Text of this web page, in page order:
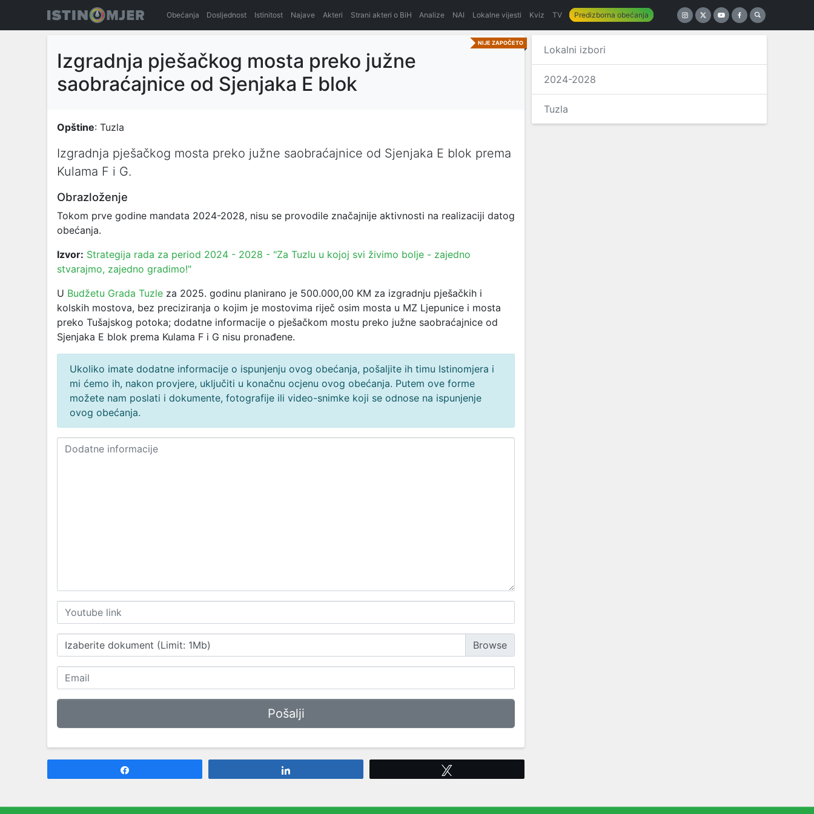
Obećanja Dosljednost Istinitost Najave Akteri Strani akteri o BiH Analize NAI Lokalne vijesti Kviz TV Predizborna obećanja
NIJE ZAPOČETO
Izgradnja pješačkog mosta preko južne
saobraćajnice od Sjenjaka E blok
Opštine: Tuzla
Izgradnja pješačkog mosta preko južne saobraćajnice od Sjenjaka E blok prema
Kulama F i G.
Obrazloženje
Tokom prve godine mandata 2024-2028, nisu se provodile značajnije aktivnosti na realizaciji datog
obećanja.
Izvor: Strategija rada za period 2024 - 2028 - "Za Tuzlu u kojoj svi živimo bolje - zajedno
stvarajmo, zajedno gradimo!"
U Budžetu Grada Tuzle za 2025. godinu planirano je 500.000,00 KM za izgradnju pješačkih i
kolskih mostova, bez preciziranja o kojim je mostovima riječ osim mosta u MZ Ljepunice i mosta
preko Tušajskog potoka; dodatne informacije o pješačkom mostu preko južne saobraćajnice od
Sjenjaka E blok prema Kulama F i G nisu pronađene.
Ukoliko imate dodatne informacije o ispunjenju ovog obećanja, pošaljite ih timu Istinomjera i
mi ćemo ih, nakon provjere, uključiti u konačnu ocjenu ovog obećanja. Putem ove forme
možete nam poslati i dokumente, fotografije ili video-snimke koji se odnose na ispunjenje
ovog obećanja.
Izaberite dokument (Limit: 1Mb)
Lokalni izbori
2024-2028
Tuzla